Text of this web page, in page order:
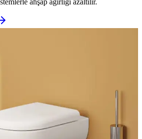
ahşap ağırlığı azaltılır.